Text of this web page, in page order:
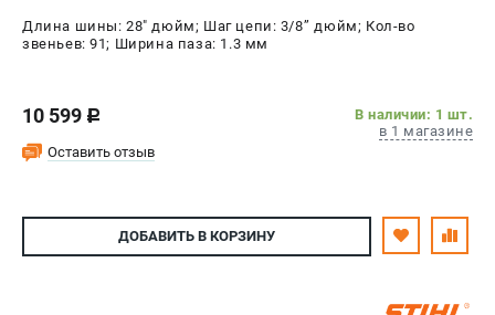
Длина шины: 28" дюйм; Шаг цепи: 3/8’’ дюйм; Кол-во
звеньев: 91; Ширина паза: 1.3 мм
10 599 c
В наличии: 1 шт.
в 1 магазине
Оставить отзыв
ДОБАВИТЬ В КОРЗИНУ